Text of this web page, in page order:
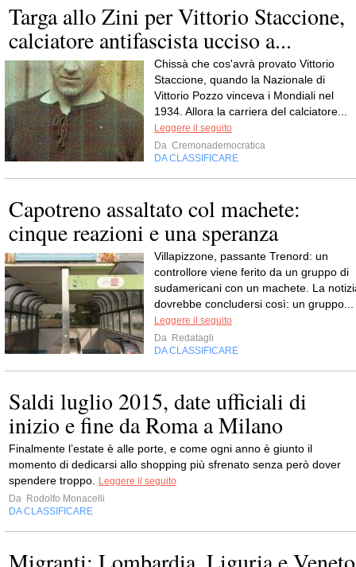
Targa allo Zini per Vittorio Staccione,
calciatore antifascista ucciso a...
Chissà che cos'avrà provato Vittorio
Staccione, quando la Nazionale di
Vittorio Pozzo vinceva i Mondiali nel
1934. Allora la carriera del calciatore...
Leggere il seguito
Da Cremonademocratica
DA CLASSIFICARE
Capotreno assaltato col machete:
cinque reazioni e una speranza
Villapizzone, passante Trenord: un
controllore viene ferito da un gruppo di
sudamericani con un machete. La
dovrebbe concludersi così: un gruppo...
Leggere il seguito
Da Redatagli
DA CLASSIFICARE
Saldi luglio 2015, date ufficiali di
inizio e fine da Roma a Milano
Finalmente l’estate è alle porte, e come ogni anno è giunto il
momento di dedicarsi allo shopping più sfrenato senza però dover
spendere troppo.
Leggere il seguito
Da Rodolfo Monacelli
DA CLASSIFICARE